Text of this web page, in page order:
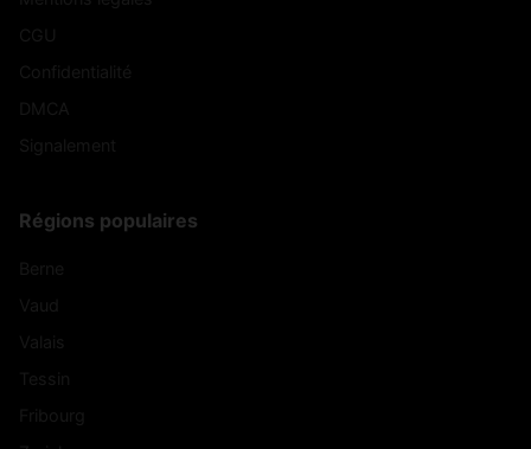
Régions populaires